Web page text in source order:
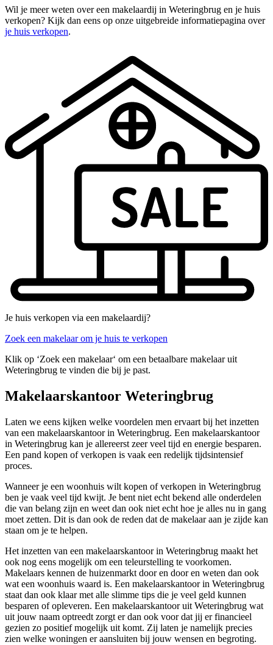
Wil je meer weten over een makelaardij in Weteringbrug en je huis
verkopen? Kijk dan eens op onze uitgebreide informatiepagina over
je huis verkopen.
Je huis verkopen via een makelaardij?
Zoek een makelaar om je huis te verkopen
Klik op ‘Zoek een makelaar‘ om een betaalbare makelaar uit
Weteringbrug te vinden die bij je past.
Makelaarskantoor Weteringbrug
Laten we eens kijken welke voordelen men ervaart bij het inzetten
van een makelaarskantoor in Weteringbrug. Een makelaarskantoor
in Weteringbrug kan je allereerst zeer veel tijd en energie besparen.
Een pand kopen of verkopen is vaak een redelijk tijdsintensief
proces.
Wanneer je een woonhuis wilt kopen of verkopen in Weteringbrug
ben je vaak veel tijd kwijt. Je bent niet echt bekend alle onderdelen
die van belang zijn en weet dan ook niet echt hoe je alles nu in gang
moet zetten. Dit is dan ook de reden dat de makelaar aan je zijde kan
staan om je te helpen.
Het inzetten van een makelaarskantoor in Weteringbrug maakt het
ook nog eens mogelijk om een teleurstelling te voorkomen.
Makelaars kennen de huizenmarkt door en door en weten dan ook
wat een woonhuis waard is. Een makelaarskantoor in Weteringbrug
staat dan ook klaar met alle slimme tips die je veel geld kunnen
besparen of opleveren. Een makelaarskantoor uit Weteringbrug wat
uit jouw naam optreedt zorgt er dan ook voor dat jij er financieel
gezien zo positief mogelijk uit komt. Zij laten je namelijk precies
zien welke woningen er aansluiten bij jouw wensen en begroting.